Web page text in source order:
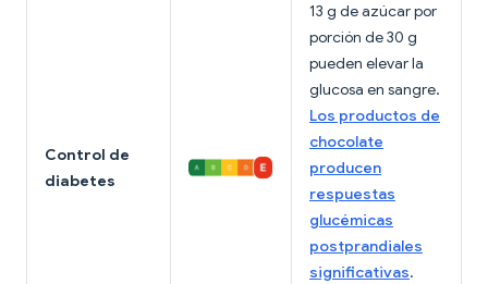
Control de
diabetes
13 g de azúcar por
porción de 30 g
pueden elevar la
glucosa en sangre.
Los productos de
chocolate
producen
respuestas
glucémicas
postprandiales
significativas.